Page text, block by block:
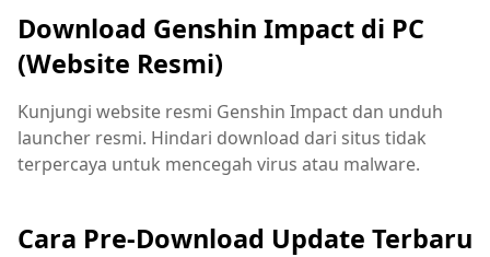
Download Genshin Impact di PC
(Website Resmi)
Kunjungi website resmi Genshin Impact dan unduh
launcher resmi. Hindari download dari situs tidak
terpercaya untuk mencegah virus atau malware.
Cara Pre-Download Update Terbaru